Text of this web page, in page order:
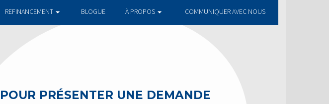
REFINANCEMENT BLOGUE À PROPOS COMMUNIQUER AVEC NOUS
POUR PRÉSENTER UNE DEMANDE